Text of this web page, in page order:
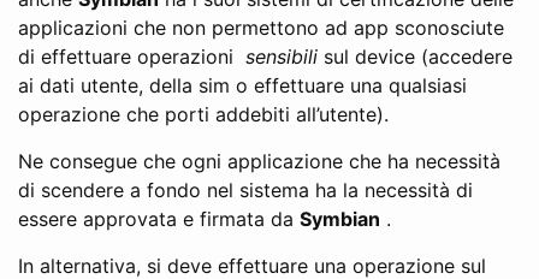
applicazioni che non permettono ad app sconosciute
di effettuare operazioni sensibili sul device (accedere
ai dati utente, della sim o effettuare una qualsiasi
operazione che porti addebiti all’utente).
Ne consegue che ogni applicazione che ha necessità
di scendere a fondo nel sistema ha la necessità di
essere approvata e firmata da Symbian .
In alternativa, si deve effettuare una operazione sul